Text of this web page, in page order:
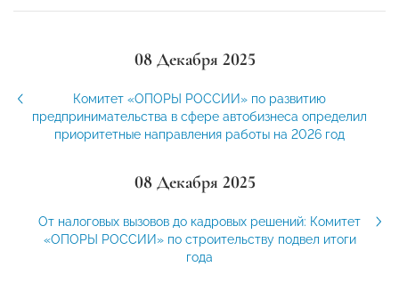
08 Декабря 2025
Комитет «ОПОРЫ РОССИИ» по развитию
предпринимательства в сфере автобизнеса определил
приоритетные направления работы на 2026 год
08 Декабря 2025
От налоговых вызовов до кадровых решений: Комитет
«ОПОРЫ РОССИИ» по строительству подвел итоги
года